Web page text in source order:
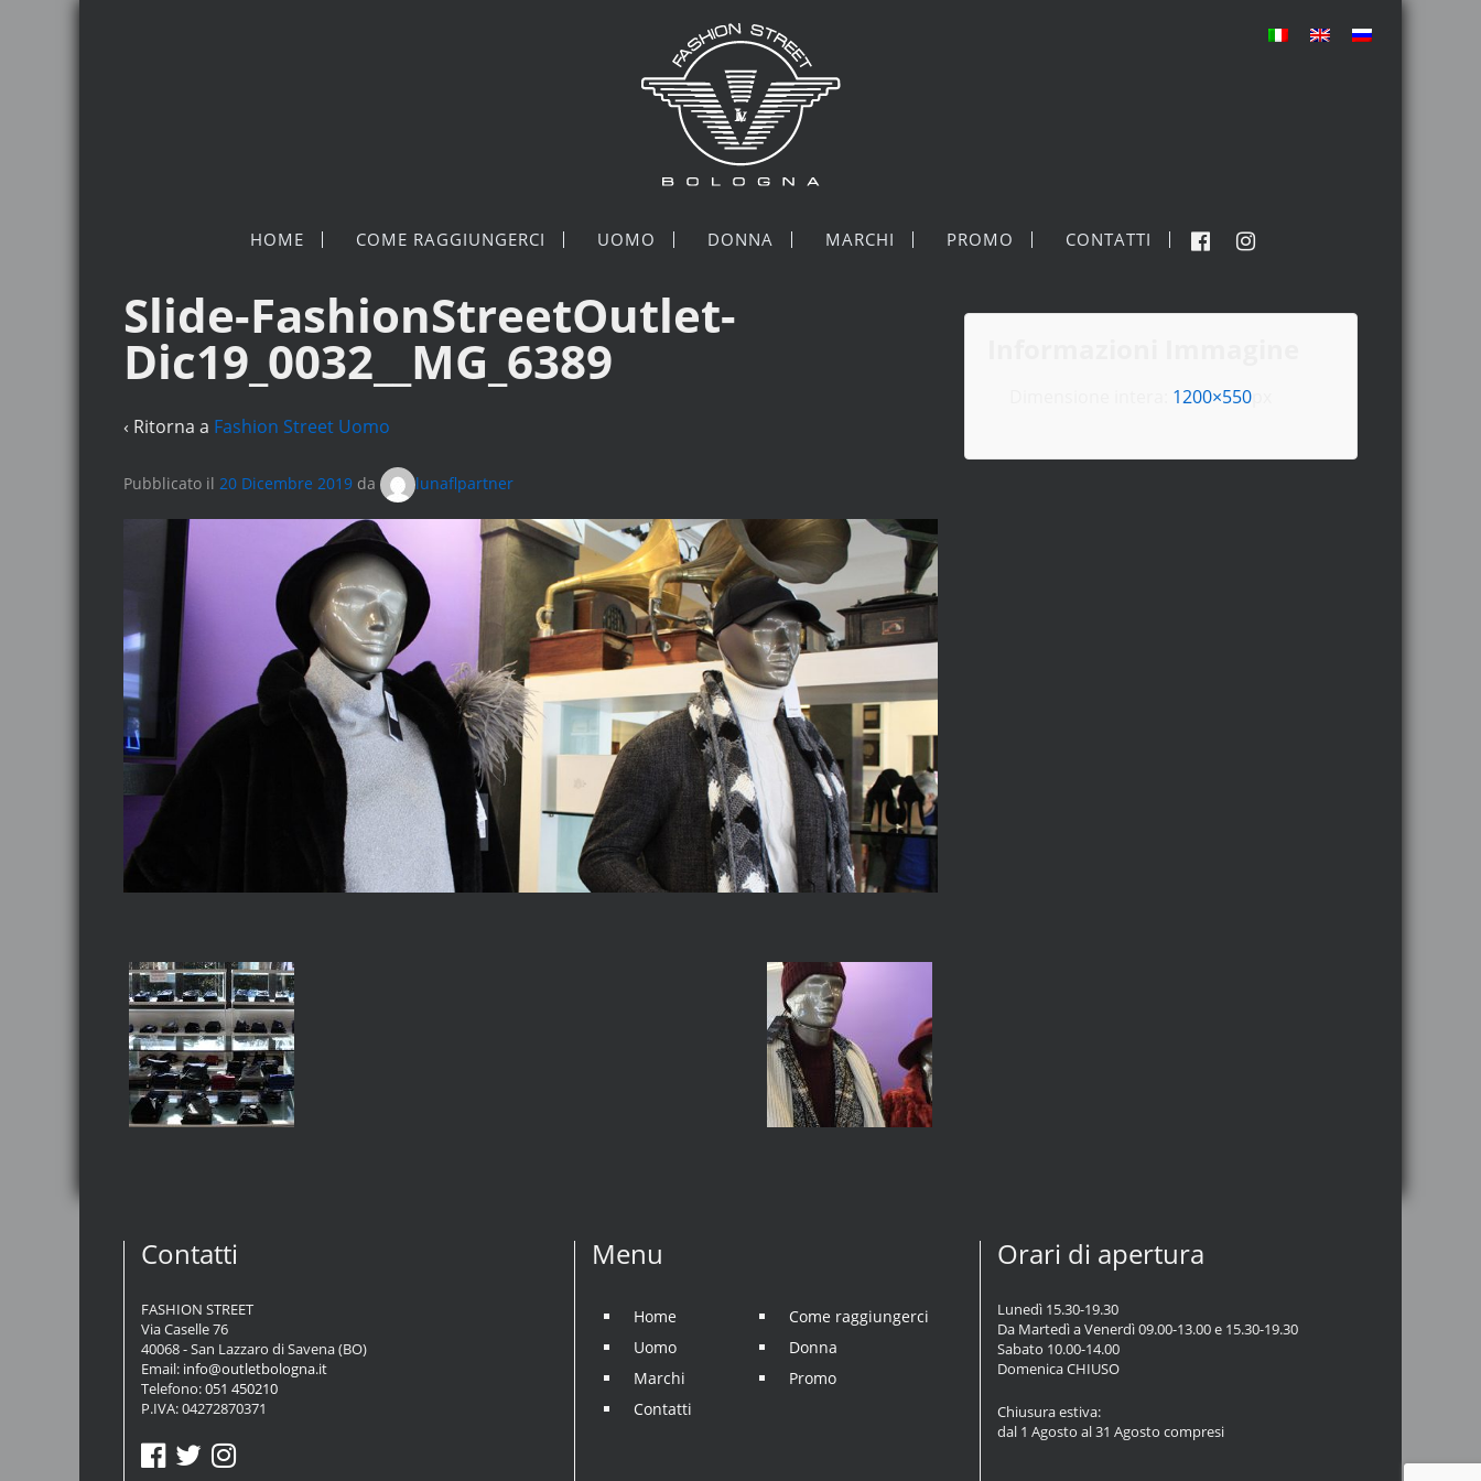
HOME COME RAGGIUNGERCI UOMO DONNA MARCHI PROMO CONTATTI
Slide-FashionStreetOutlet-
Dic19_0032__MG_6389
‹ Ritorna a Fashion Street Uomo
Pubblicato il 20 Dicembre 2019 da lunaflpartner
1200×550px
Contatti
FASHION STREET
Via Caselle 76
40068 - San Lazzaro di Savena (BO)
Email: info@outletbologna.it
Telefono:051 450210
P.IVA: 04272870371
Menu
Home
Come raggiungerci
Uomo
Donna
Marchi
Promo
Contatti
Orari di apertura
Lunedì 15.30-19.30
Da Martedì a Venerdì 09.00-13.00 e 15.30-19.30
Sabato 10.00-14.00
Domenica CHIUSO
Chiusura estiva:
dal 1 Agosto al 31 Agosto compresi